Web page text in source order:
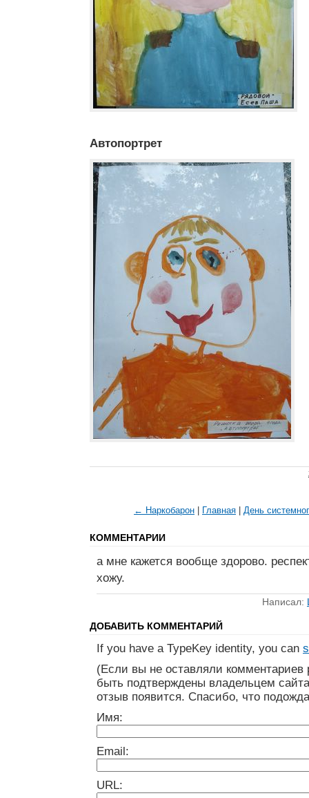
Автопортрет
← Наркобарон Главная День
КОММЕНТАРИИ
а мне кажется вообще здорово.
хожу.
Написал:
ДОБАВИТЬ КОММЕНТАРИЙ
If you have a TypeKey identity, you can
(Если вы не оставляли
быть подтверждены владельцем
отзыв появится. Спасибо, что
Имя:
Email:
URL: